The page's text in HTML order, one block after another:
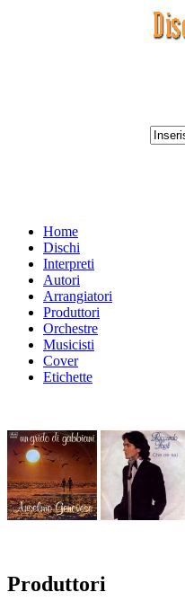
Home
Dischi
Interpreti
Autori
Arrangiatori
Produttori
Orchestre
Musicisti
Cover
Etichette
Produttori